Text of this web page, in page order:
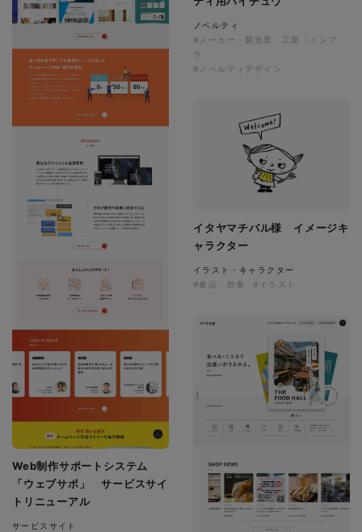
Web制作サポートシステム
「ウェブサポ」 サービスサイ
トリニューアル
サービスサイト
ノベルティ
#メーカー・製造業・工業・インフ
ラ
#ノベルティデザイン
イタヤマチバル様 イメージキ
ャラクター
イラスト・キャラクター
#食品・飲食
#イラスト